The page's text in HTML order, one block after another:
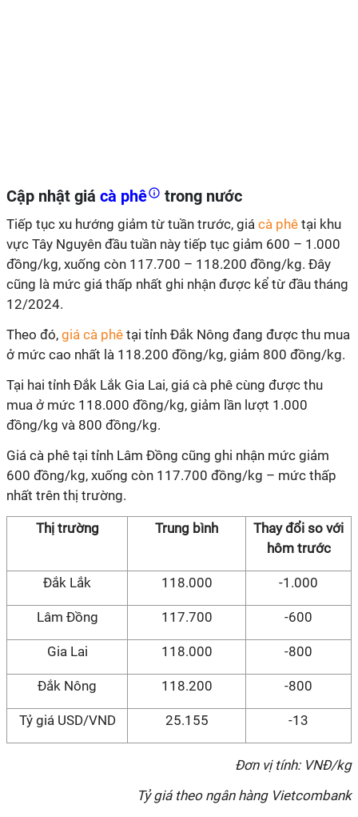
Cập nhật giá cà phê trong nước
Tiếp tục xu hướng giảm từ tuần trước, giá cà phê tại khu
vực Tây Nguyên đầu tuần này tiếp tục giảm 600 – 1.000
đồng/kg, xuống còn 117.700 – 118.200 đồng/kg. Đây
cũng là mức giá thấp nhất ghi nhận được kể từ đầu tháng
12/2024.
Theo đó, giá cà phê tại tỉnh Đắk Nông đang được thu mua
ở mức cao nhất là 118.200 đồng/kg, giảm 800 đồng/kg.
Tại hai tỉnh Đắk Lắk Gia Lai, giá cà phê cùng được thu
mua ở mức 118.000 đồng/kg, giảm lần lượt 1.000
đồng/kg và 800 đồng/kg.
Giá cà phê tại tỉnh Lâm Đồng cũng ghi nhận mức giảm
600 đồng/kg, xuống còn 117.700 đồng/kg – mức thấp
nhất trên thị trường.
Thị trường Trung bình
Thay đổi so với
hôm trước
Đắk Lắk 118.000 -1.000
Lâm Đồng 117.700 -600
Gia Lai 118.000 -800
Đắk Nông 118.200 -800
Tỷ giá USD/VND 25.155 -13
Đơn vị tính: VNĐ/kg
Tỷ giá theo ngân hàng Vietcombank